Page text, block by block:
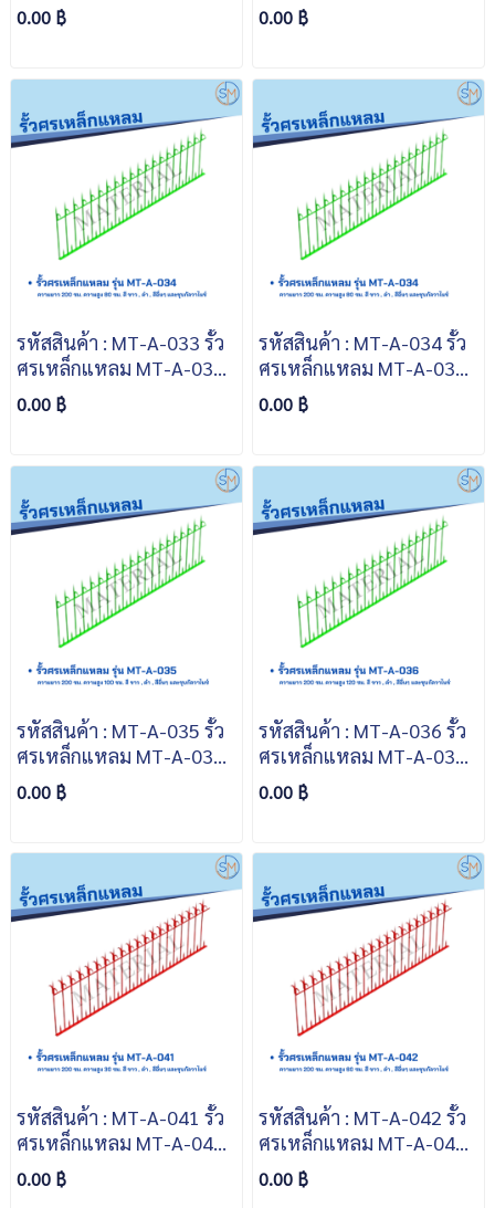
ความยาว 200 ซม. ความสูง
30 ซม. สีขาว สีดำ สีอื่นๆ
0.00 ฿
ความยาว 200 ซม. ความสูง
60 ซม. สีขาว สีดำ สีอื่นๆ
0.00 ฿
รหัสสินค้า : MT-A-033 รั้ว
ศรเหล็กแหลม MT-A-033
ความยาว 200 ซม. ความสูง
70 ซม. สีขาว สีดำ สีอื่นๆ
0.00 ฿
รหัสสินค้า : MT-A-034 รั้ว
ศรเหล็กแหลม MT-A-034
ความยาว 200 ซม. ความสูง
80 ซม. สีขาว สีดำ สีอื่นๆ
0.00 ฿
รหัสสินค้า : MT-A-035 รั้ว
ศรเหล็กแหลม MT-A-035
ความยาว 200 ซม. ความสูง
100 ซม. สีขาว สีดำ สีอื่นๆ
0.00 ฿
รหัสสินค้า : MT-A-036 รั้ว
ศรเหล็กแหลม MT-A-036
ความยาว 200 ซม. ความสูง
120 ซม. สีขาว สีดำ สีอื่นๆ
0.00 ฿
รหัสสินค้า : MT-A-041 รั้ว
ศรเหล็กแหลม MT-A-041
ความยาว 200 ซม. ความสูง
30 ซม. สีขาว สีดำ สีอื่นๆ
0.00 ฿
รหัสสินค้า : MT-A-042 รั้ว
ศรเหล็กแหลม MT-A-042
ความยาว 200 ซม. ความสูง
60 ซม. สีขาว สีดำ สีอื่นๆ
0.00 ฿